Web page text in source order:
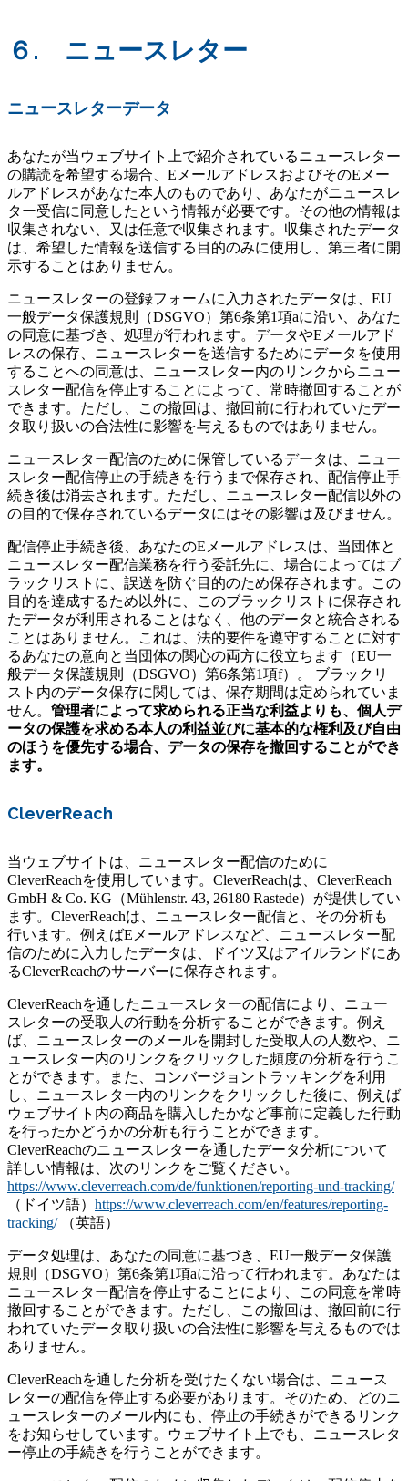
６. ニュースレター
ニュースレターデータ
あなたが当ウェブサイト上で紹介されているニュースレター
の購読を希望する場合、EメールアドレスおよびそのEメー
ルアドレスがあなた本人のものであり、あなたがニュースレ
ター受信に同意したという情報が必要です。その他の情報は
収集されない、又は任意で収集されます。収集されたデータ
は、希望した情報を送信する目的のみに使用し、第三者に開
示することはありません。
ニュースレターの登録フォームに入力されたデータは、EU
一般データ保護規則（DSGVO）第6条第1項aに沿い、あなた
の同意に基づき、処理が行われます。データやEメールアド
レスの保存、ニュースレターを送信するためにデータを使用
することへの同意は、ニュースレター内のリンクからニュー
スレター配信を停止することによって、常時撤回することが
できます。ただし、この撤回は、撤回前に行われていたデー
タ取り扱いの合法性に影響を与えるものではありません。
ニュースレター配信のために保管しているデータは、ニュー
スレター配信停止の手続きを行うまで保存され、配信停止手
続き後は消去されます。ただし、ニュースレター配信以外の
の目的で保存されているデータにはその影響は及びません。
配信停止手続き後、あなたのEメールアドレスは、当団体と
ニュースレター配信業務を行う委託先に、場合によってはブ
ラックリストに、誤送を防ぐ目的のため保存されます。この
目的を達成するため以外に、このブラックリストに保存され
たデータが利用されることはなく、他のデータと統合される
ことはありません。これは、法的要件を遵守することに対す
るあなたの意向と当団体の関心の両方に役立ちます（EU一
般データ保護規則（DSGVO）第6条第1項f）。 ブラックリ
スト内のデータ保存に関しては、保存期間は定められていま
せん。 管理者によって求められる正当な利益よりも、個人デ
ータの保護を求める本人の利益並びに基本的な権利及び自由
のほうを優先する場合、データの保存を撤回することができ
ます。
CleverReach
当ウェブサイトは、ニュースレター配信のために
CleverReachを使用しています。CleverReachは、CleverReach
GmbH & Co. KG（Mühlenstr. 43, 26180 Rastede）が提供してい
ます。CleverReachは、ニュースレター配信と、その分析も
行います。例えばEメールアドレスなど、ニュースレター配
信のために入力したデータは、ドイツ又はアイルランドにあ
るCleverReachのサーバーに保存されます。
CleverReachを通したニュースレターの配信により、ニュー
スレターの受取人の行動を分析することができます。例え
ば、ニュースレターのメールを開封した受取人の人数や、ニ
ュースレター内のリンクをクリックした頻度の分析を行うこ
とができます。また、コンバージョントラッキングを利用
し、ニュースレター内のリンクをクリックした後に、例えば
ウェブサイト内の商品を購入したかなど事前に定義した行動
を行ったかどうかの分析も行うことができます。
CleverReachのニュースレターを通したデータ分析について
詳しい情報は、次のリンクをご覧ください。
https://www.cleverreach.com/de/funktionen/reporting-und-tracking/
（ドイツ語） https://www.cleverreach.com/en/features/reporting-
tracking/（英語）
データ処理は、あなたの同意に基づき、EU一般データ保護
規則（DSGVO）第6条第1項aに沿って行われます。あなたは
ニュースレター配信を停止することにより、この同意を常時
撤回することができます。ただし、この撤回は、撤回前に行
われていたデータ取り扱いの合法性に影響を与えるものでは
ありません。
CleverReachを通した分析を受けたくない場合は、ニュース
レターの配信を停止する必要があります。そのため、どのニ
ュースレターのメール内にも、停止の手続きができるリンク
をお知らせしています。ウェブサイト上でも、ニュースレタ
ー停止の手続きを行うことができます。